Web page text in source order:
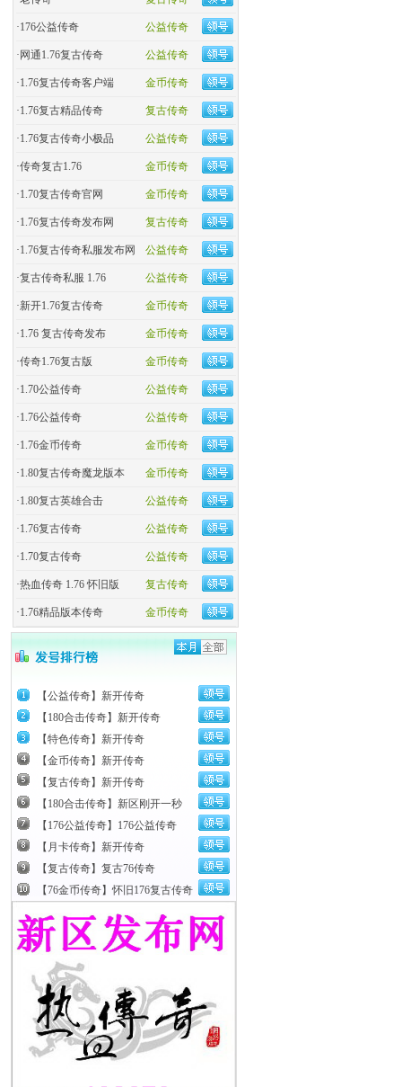
公益传奇
·176公益传奇
公益传奇
· 网通1.76复古传奇
金币传奇
·1.76复古传奇客户端
复古传奇
·1.76复古精品传奇
公益传奇
·1.76复古传奇小极品
金币传奇
·传奇复古1.76
金币传奇
·1.70复古传奇官网
复古传奇
·1.76复古传奇发布网
公益传奇
·1.76复古传奇私服发布网
公益传奇
·复古传奇私服 1.76
金币传奇
·新开1.76复古传奇
金币传奇
·1.76 复古传奇发布
金币传奇
·传奇1.76复古版
公益传奇
·1.70公益传奇
公益传奇
·1.76公益传奇
金币传奇
·1.76金币传奇
金币传奇
·1.80复古传奇魔龙版本
公益传奇
·1.80复古英雄合击
公益传奇
·1.76复古传奇
公益传奇
·1.70复古传奇
复古传奇
·热血传奇 1.76 怀旧版
金币传奇
·1.76精品版本传奇
【公益传奇】新开传奇
【180合击传奇】新开传奇
【特色传奇】新开传奇
【金币传奇】新开传奇
【复古传奇】新开传奇
【180合击传奇】新区刚开一秒
【176公益传奇】176公益传奇
【月卡传奇】新开传奇
【复古传奇】复古76传奇
【76金币传奇】怀旧176复古传奇